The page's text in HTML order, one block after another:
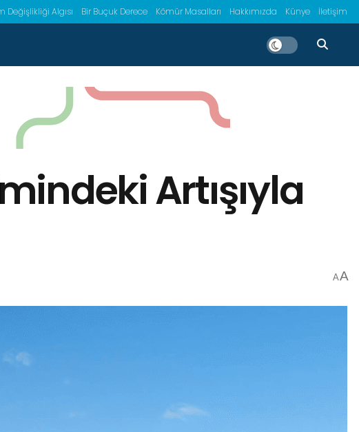
Değişlikliği Algısı Bir Buçuk Derece Kömür Masalları Hakkımızda Künye İletişim
Artışıyla
AA